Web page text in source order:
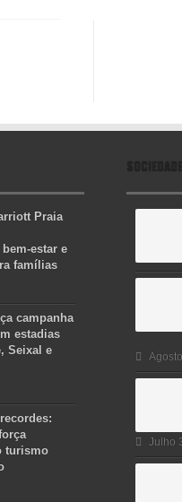
Praia
estar e
famílias
campanha
estadias
Seixal e
turismo
SOCIEDADE
Julho